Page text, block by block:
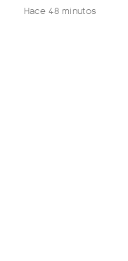
Hace 48 minutos